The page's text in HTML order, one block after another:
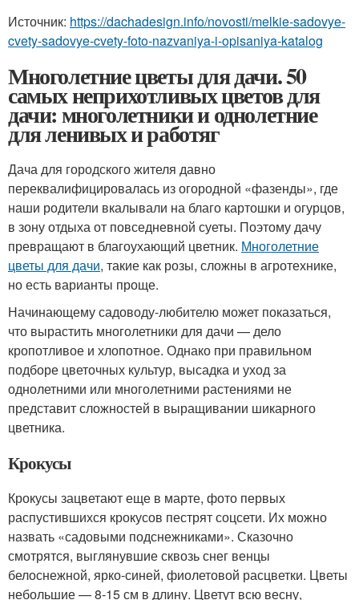
Источник: https://dachadesign.info/novosti/melkie-sadovye-
cvety-sadovye-cvety-foto-nazvaniya-i-opisaniya-katalog
Многолетние цветы для дачи. 50
самых неприхотливых цветов для
дачи: многолетники и однолетние
для ленивых и работяг
Дача для городского жителя давно
переквалифицировалась из огородной «фазенды», где
наши родители вкалывали на благо картошки и огурцов,
в зону отдыха от повседневной суеты. Поэтому дачу
превращают в благоухающий цветник. Многолетние
цветы для дачи, такие как розы, сложны в агротехнике,
но есть варианты проще.
Начинающему садоводу-любителю может показаться,
что вырастить многолетники для дачи — дело
кропотливое и хлопотное. Однако при правильном
подборе цветочных культур, высадка и уход за
однолетними или многолетними растениями не
представит сложностей в выращивании шикарного
цветника.
Крокусы
Крокусы зацветают еще в марте, фото первых
распустившихся крокусов пестрят соцсети. Их можно
назвать «садовыми подснежниками». Сказочно
смотрятся, выглянувшие сквозь снег венцы
белоснежной, ярко-синей, фиолетовой расцветки. Цветы
небольшие — 8-15 см в длину. Цветут всю весну,